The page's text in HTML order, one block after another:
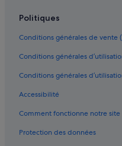
Enfants-Rouges : hôtels Hôtels
Gare de Châtelet - Les Halles :
Gare de Châtelet - Les Halles :
Politiques
Conditions générales de vente
Conditions générales
Conditions générales
Accessibilité
Comment fonctionne notre site
Protection des données